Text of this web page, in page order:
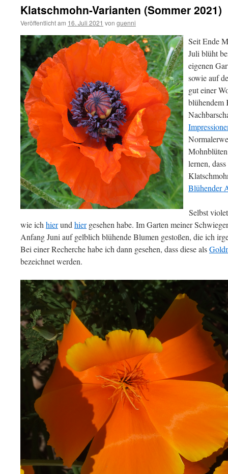
Klatschmohn-Varianten (Sommer 2021)
Veröffentlicht am 16. Juli 2021 von guenni
Seit Ende
Juli blüht
eigenen
sowie auf
gut einer
blühendem
lernen,
Blühender
Selbst
wie ich hierund hiergesehen habe. Im Garten meiner
Anfang Juni auf gelblich blühende Blumen gestoßen, die ich
Bei einer Recherche habe ich dann gesehen, dass diese als
bezeichnet werden.